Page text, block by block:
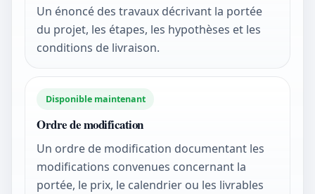
Un énoncé des travaux décrivant la portée
du projet, les étapes, les hypothèses et les
conditions de livraison.
Disponible maintenant
Ordre de modification
Un ordre de modification documentant les
modifications convenues concernant la
portée, le prix, le calendrier ou les livrables